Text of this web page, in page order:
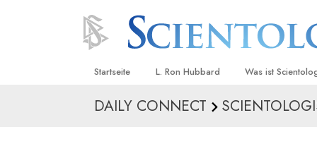
Startseite L. Ron Hubbard Was ist
Anschauungen
DAILY CONNECT